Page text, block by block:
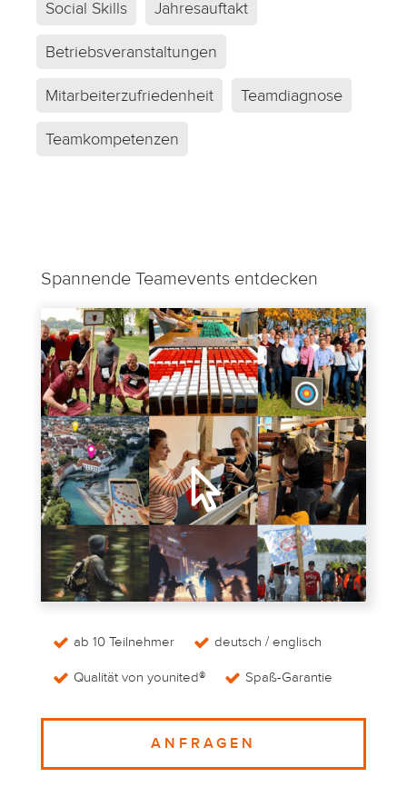
Zusammengehörigkeitsgefühls zu
teamevents-online.de
Social Skills Jahresauftakt
Betriebsveranstaltungen
Mitarbeiterzufriedenheit Teamdiagnose
Teamkompetenzen
Spannende Teamevents entdecken
ab 10 Teilnehmer deutsch / englisch
Qualität von younited® Spaß-Garantie
ANFRAGEN